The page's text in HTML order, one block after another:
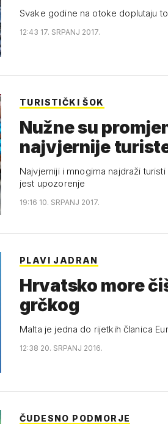
Svake godine na otoke doplutaju
12:43 17. SRPANJ 2017.
TURISTIČKI ŠOK
Nužne su
najvjernije
Najvjerniji i mnogima najdraži
jest upozorenje
19:16 10. SRPANJ 2017.
PLAVI JADRAN
Hrvatsko more
grčkog
Malta je jedna do rijetkih članica
12:38 20. SRPANJ 2016.
ČUDESNO PODMORJE